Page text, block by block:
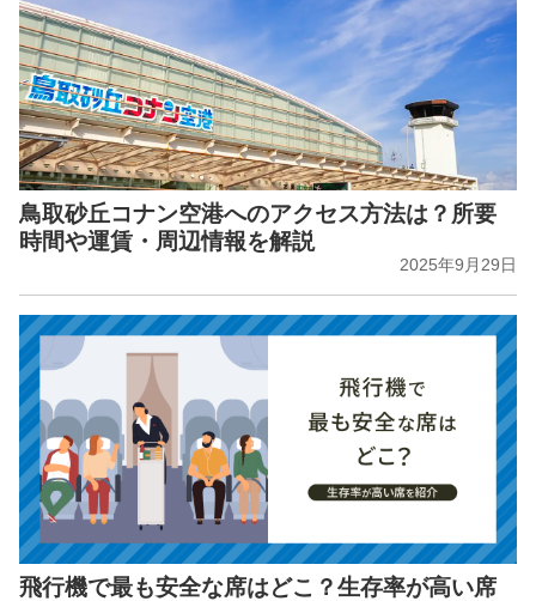
鳥取砂丘コナン空港へのアクセス方法は？所要
時間や運賃・周辺情報を解説
2025年9月29日
飛行機で最も安全な席はどこ？生存率が高い席